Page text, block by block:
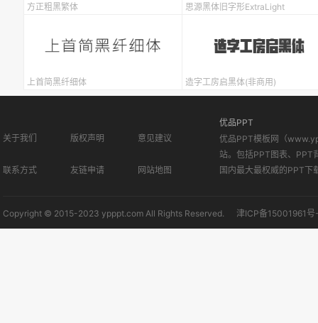
方正粗黑繁体 思源黑体旧字形ExtraLight
上首简黑纤细体 造字工房启黑体(非商用)
关于我们 版权声明 意见建议
联系方式 友链申请 网站地图
优品PPT
优品PPT模板网（
站。包括PPT图表、PPT
国内最大最权威的PPT下
Copyright © 2015-2023 ypppt.com All Rights Reserved. 津ICP备15001961号